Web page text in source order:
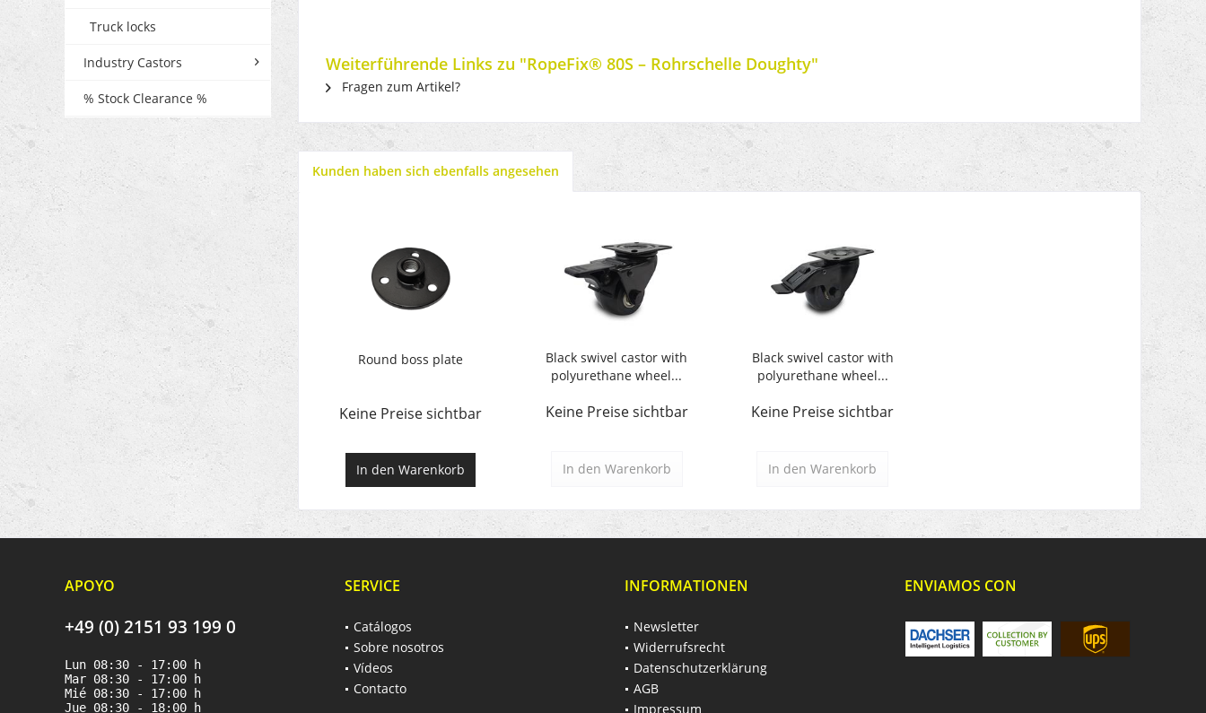
Truck locks
Industry Castors
% Stock Clearance %
Weiterführende Links zu "RopeFix® 80S – Rohrschelle Doughty"
Fragen zum Artikel?
Kunden haben sich ebenfalls angesehen
Round boss plate
Keine Preise sichtbar
In den Warenkorb
Black swivel castor with
polyurethane wheel...
Keine Preise sichtbar
In den Warenkorb
Black swivel castor with
polyurethane wheel...
Keine Preise sichtbar
In den Warenkorb
APOYO
+49 (0) 2151 93 199 0
Lun 08:30 - 17:00 h
Mar 08:30 - 17:00 h
Mié 08:30 - 17:00 h
Jue 08:30 - 18:00 h
SERVICE
Catálogos
Sobre nosotros
Vídeos
Contacto
INFORMATIONEN
Newsletter
Widerrufsrecht
Datenschutzerklärung
AGB
Impressum
ENVIAMOS CON